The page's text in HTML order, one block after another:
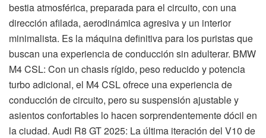
bestia atmosférica, preparada para el circuito, con una
dirección afilada, aerodinámica agresiva y un interior
minimalista. Es la máquina definitiva para los puristas que
buscan una experiencia de conducción sin adulterar. BMW
M4 CSL: Con un chasis rígido, peso reducido y potencia
turbo adicional, el M4 CSL ofrece una experiencia de
conducción de circuito, pero su suspensión ajustable y
asientos confortables lo hacen sorprendentemente dócil en
la ciudad. Audi R8 GT 2025: La última iteración del V10 de